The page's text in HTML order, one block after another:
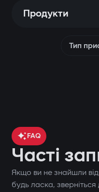
Продукти
Тип
FAQ
Часті
Якщо ви не знайшли
будь ласка, зверніться